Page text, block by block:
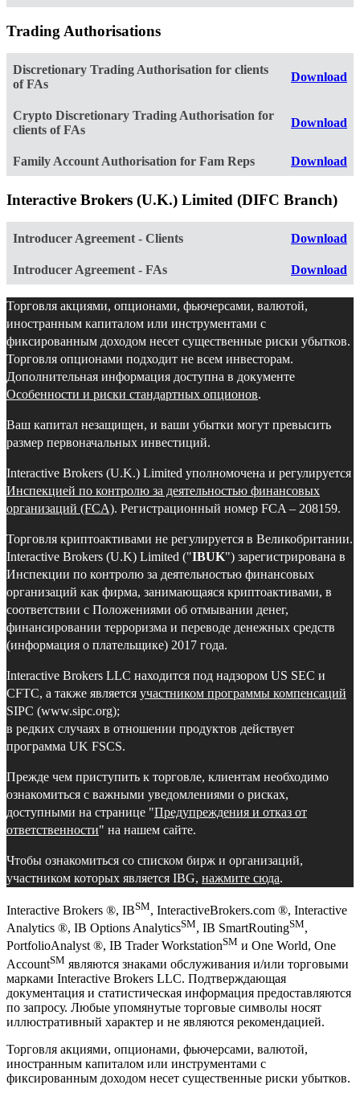
Trading Authorisations
Discretionary Trading Authorisation for clients
of FAs
Download
Crypto Discretionary Trading Authorisation for
clients of FAs
Download
Family Account Authorisation for Fam Reps Download
Interactive Brokers (U.K.) Limited (DIFC Branch)
Introducer Agreement - Clients Download
Introducer Agreement - FAs Download
Торговля акциями, опционами, фьючерсами, валютой,
иностранным капиталом или инструментами с
фиксированным доходом несет существенные риски убытков.
Торговля опционами подходит не всем инвесторам.
Дополнительная информация доступна в документе
Особенности и риски стандартных опционов.
Ваш капитал незащищен, и ваши убытки могут превысить
размер первоначальных инвестиций.
Interactive Brokers (U.K.) Limited уполномочена и регулируется
Инспекцией по контролю за деятельностью финансовых
организаций (FCA). Регистрационный номер FCA – 208159.
Торговля криптоактивами не регулируется в Великобритании.
Interactive Brokers (U.K) Limited ("IBUK") зарегистрирована в
Инспекции по контролю за деятельностью финансовых
организаций как фирма, занимающаяся криптоактивами, в
соответствии с Положениями об отмывании денег,
финансировании терроризма и переводе денежных средств
(информация о плательщике) 2017 года.
Interactive Brokers LLC находится под надзором US SEC и
CFTC, а также является участником программы компенсаций
SIPC (www.sipc.org);
в редких случаях в отношении продуктов действует
программа UK FSCS.
Прежде чем приступить к торговле, клиентам необходимо
ознакомиться с важными уведомлениями о рисках,
доступными на странице "Предупреждения и отказ от
ответственности" на нашем сайте.
Чтобы ознакомиться со списком бирж и организаций,
участником которых является IBG, нажмите сюда.
Interactive Brokers ®, IBSM, InteractiveBrokers.com ®, Interactive
Analytics ®, IB Options AnalyticsSM, IB SmartRoutingSM,
PortfolioAnalyst ®, IB Trader WorkstationSM и One World, One
AccountSM являются знаками обслуживания и/или торговыми
марками Interactive Brokers LLC. Подтверждающая
документация и статистическая информация предоставляются
по запросу. Любые упомянутые торговые символы носят
иллюстративный характер и не являются рекомендацией.
Торговля акциями, опционами, фьючерсами, валютой,
иностранным капиталом или инструментами с
фиксированным доходом несет существенные риски убытков.